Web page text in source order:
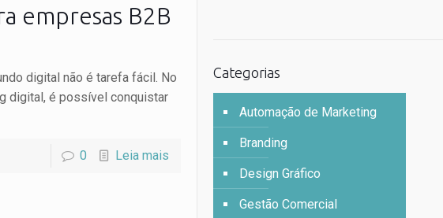
empresas B2B
digital não é tarefa fácil. No
digital, é possível conquistar
0 Leia mais
Categorias
Automação de Marketing
Branding
Design Gráfico
Gestão Comercial